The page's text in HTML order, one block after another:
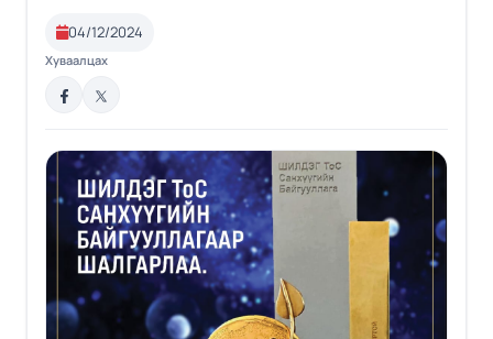
04/12/2024
Хуваалцах